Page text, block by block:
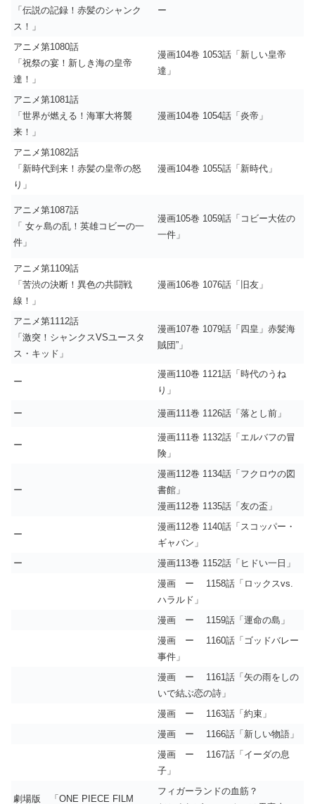
「伝説の記録！赤髪のシャンク
ス！」
ー
アニメ第1080話
「祝祭の宴！新しき海の皇帝
達！」
漫画104巻 1053話「新しい皇帝
達」
アニメ第1081話
「世界が燃える！海軍大将襲
来！」
漫画104巻 1054話「炎帝」
アニメ第1082話
「新時代到来！赤髪の皇帝の怒
り」
漫画104巻 1055話「新時代」
アニメ第1087話
「 女ヶ島の乱！英雄コビーの一
件」
漫画105巻 1059話「コビー大佐の
一件」
アニメ第1109話
「苦渋の決断！異色の共闘戦
線！」
漫画106巻 1076話「旧友」
アニメ第1112話
「激突！シャンクスVSユースタ
ス・キッド」
漫画107巻 1079話「四皇」赤髪海
賊団”」
ー
漫画110巻 1121話「時代のうね
り」
ー 漫画111巻 1126話「落とし前」
ー
漫画111巻 1132話「エルバフの冒
険」
ー
漫画112巻 1134話「フクロウの図
書館」
漫画112巻 1135話「友の盃」
ー
漫画112巻 1140話「スコッパー・
ギャバン」
ー
漫画113巻 1152話「ヒドい一日」
漫画 ー 1158話「ロックスvs.
ハラルド」
漫画 ー 1159話「運命の島」
漫画 ー 1160話「ゴッドバレー
事件」
漫画 ー 1161話「矢の雨をしの
いで結ぶ恋の詩」
漫画 ー 1163話「約束」
漫画 ー 1166話「新しい物語」
漫画 ー 1167話「イーダの息
子」
劇場版 「ONE PIECE FILM
フィガーランドの血筋？